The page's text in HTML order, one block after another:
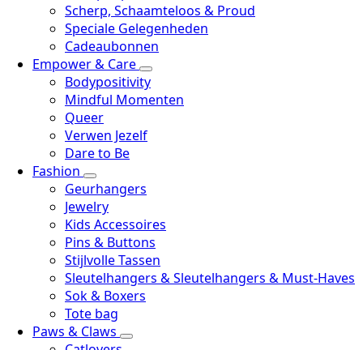
Scherp, Schaamteloos & Proud
Speciale Gelegenheden
Cadeaubonnen
Empower & Care
Bodypositivity
Mindful Momenten
Queer
Verwen Jezelf
Dare to Be
Fashion
Geurhangers
Jewelry
Kids Accessoires
Pins & Buttons
Stijlvolle Tassen
Sleutelhangers & Sleutelhangers & Must-Haves
Sok & Boxers
Tote bag
Paws & Claws